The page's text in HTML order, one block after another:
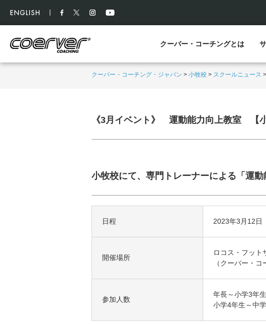
クーバー・コーチングとは
クーバー・コーチング・ジャパン > 小牧校 > スクールニュース >
《3月イベント》 運動能力向上教室 【小
小牧校にて、専門トレーナーによる「運
日程 2023年3月12日
開催場所
ロコス・フット
（クーバー・
参加人数
年長～小学3年
小学4年生～中